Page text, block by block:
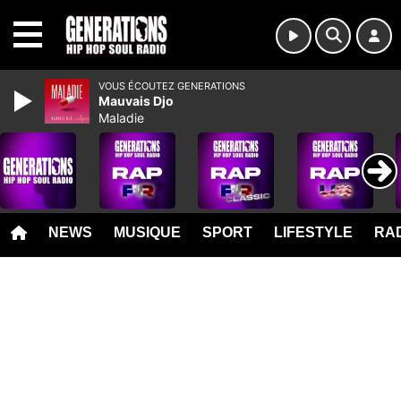
NEWS MUSIQUE SPORT LIFESTYLE
VOUS ÉCOUTEZ GENERATIONS
Mauvais Djo
Maladie